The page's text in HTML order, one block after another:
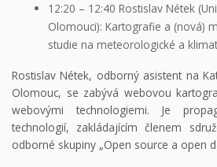
12:20 – 12:40 Rostislav Nétek
Olomouci): Kartografie a (nová)
studie na meteorologické a
Rostislav Nétek, odborný asistent na
Olomouc, se zabývá webovou
webovými technologiemi. Je
technologií, zakládajícím členem
odborné skupiny „Open source a open